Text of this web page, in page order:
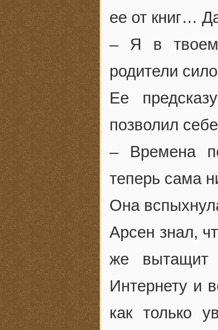
ее от книг…
– Я в твоем
родители
Ее
позволил
– Времена
теперь сама
Она
Арсен знал,
же вытащит
Интернету и
как только